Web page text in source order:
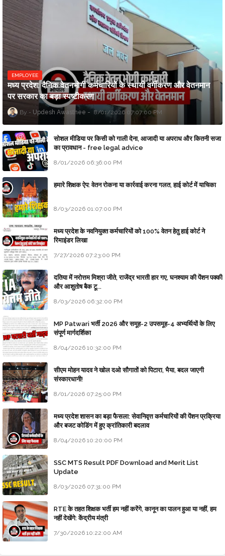
EMPLOYEE
मध्य प्रदेश: दैनिक वेतनभोगी कर्मचारियों के स्थायी वर्गीकरण और वेतनमान
पर सरकार का बड़ा स्पष्टीकरण
Updesh Awasthee 8/01/2026 07:07:00 PM
सोशल मीडिया पर किसी को गाली देना, आजादी या अपराध और कितनी सजा
का प्रावधान - free legal advice
8/01/2026 06:36:00 PM
हमारे शिक्षक ऐप: वेतन रोकना या कार्रवाई करना गलत, हाई कोर्ट में याचिका
8/03/2026 01:07:00 PM
मध्य प्रदेश के नवनियुक्त कर्मचारियों को 100% वेतन हेतु हाई कोर्ट ने
रिमाइंडर लिखा
7/27/2026 07:23:00 PM
दतिया में नरोत्तम मिश्रा जीते, राजेंद्र भारती हार गए, घनश्याम की पेंशन पक्की
और आशुतोष बैक टू...
8/03/2026 06:32:00 PM
MP Patwari भर्ती 2026 और समूह-2 उपसमूह-4 अभ्यर्थियों के लिए
संपूर्ण मार्गदर्शिका
8/04/2026 10:32:00 PM
सीएम मोहन यादव ने खोल दओ सौगातों को पिटारा, भैया, बदल जाएगी
संस्कारधानी!
8/01/2026 07:25:00 PM
मध्य प्रदेश शासन का बड़ा फैसला: सेवानिवृत्त कर्मचारियों की पेंशन प्रक्रिया
और बजट कोडिंग में हुए क्रांतिकारी बदलाव
8/04/2026 10:20:00 PM
SSC MTS Result PDF Download and Merit List
Update
8/03/2026 07:31:00 PM
RTE के तहत शिक्षक भर्ती हम नहीं करेंगे, कानून का पालन हुआ या नहीं, हम
नहीं देखेंगे: केंद्रीय मंत्री
7/30/2026 10:22:00 AM